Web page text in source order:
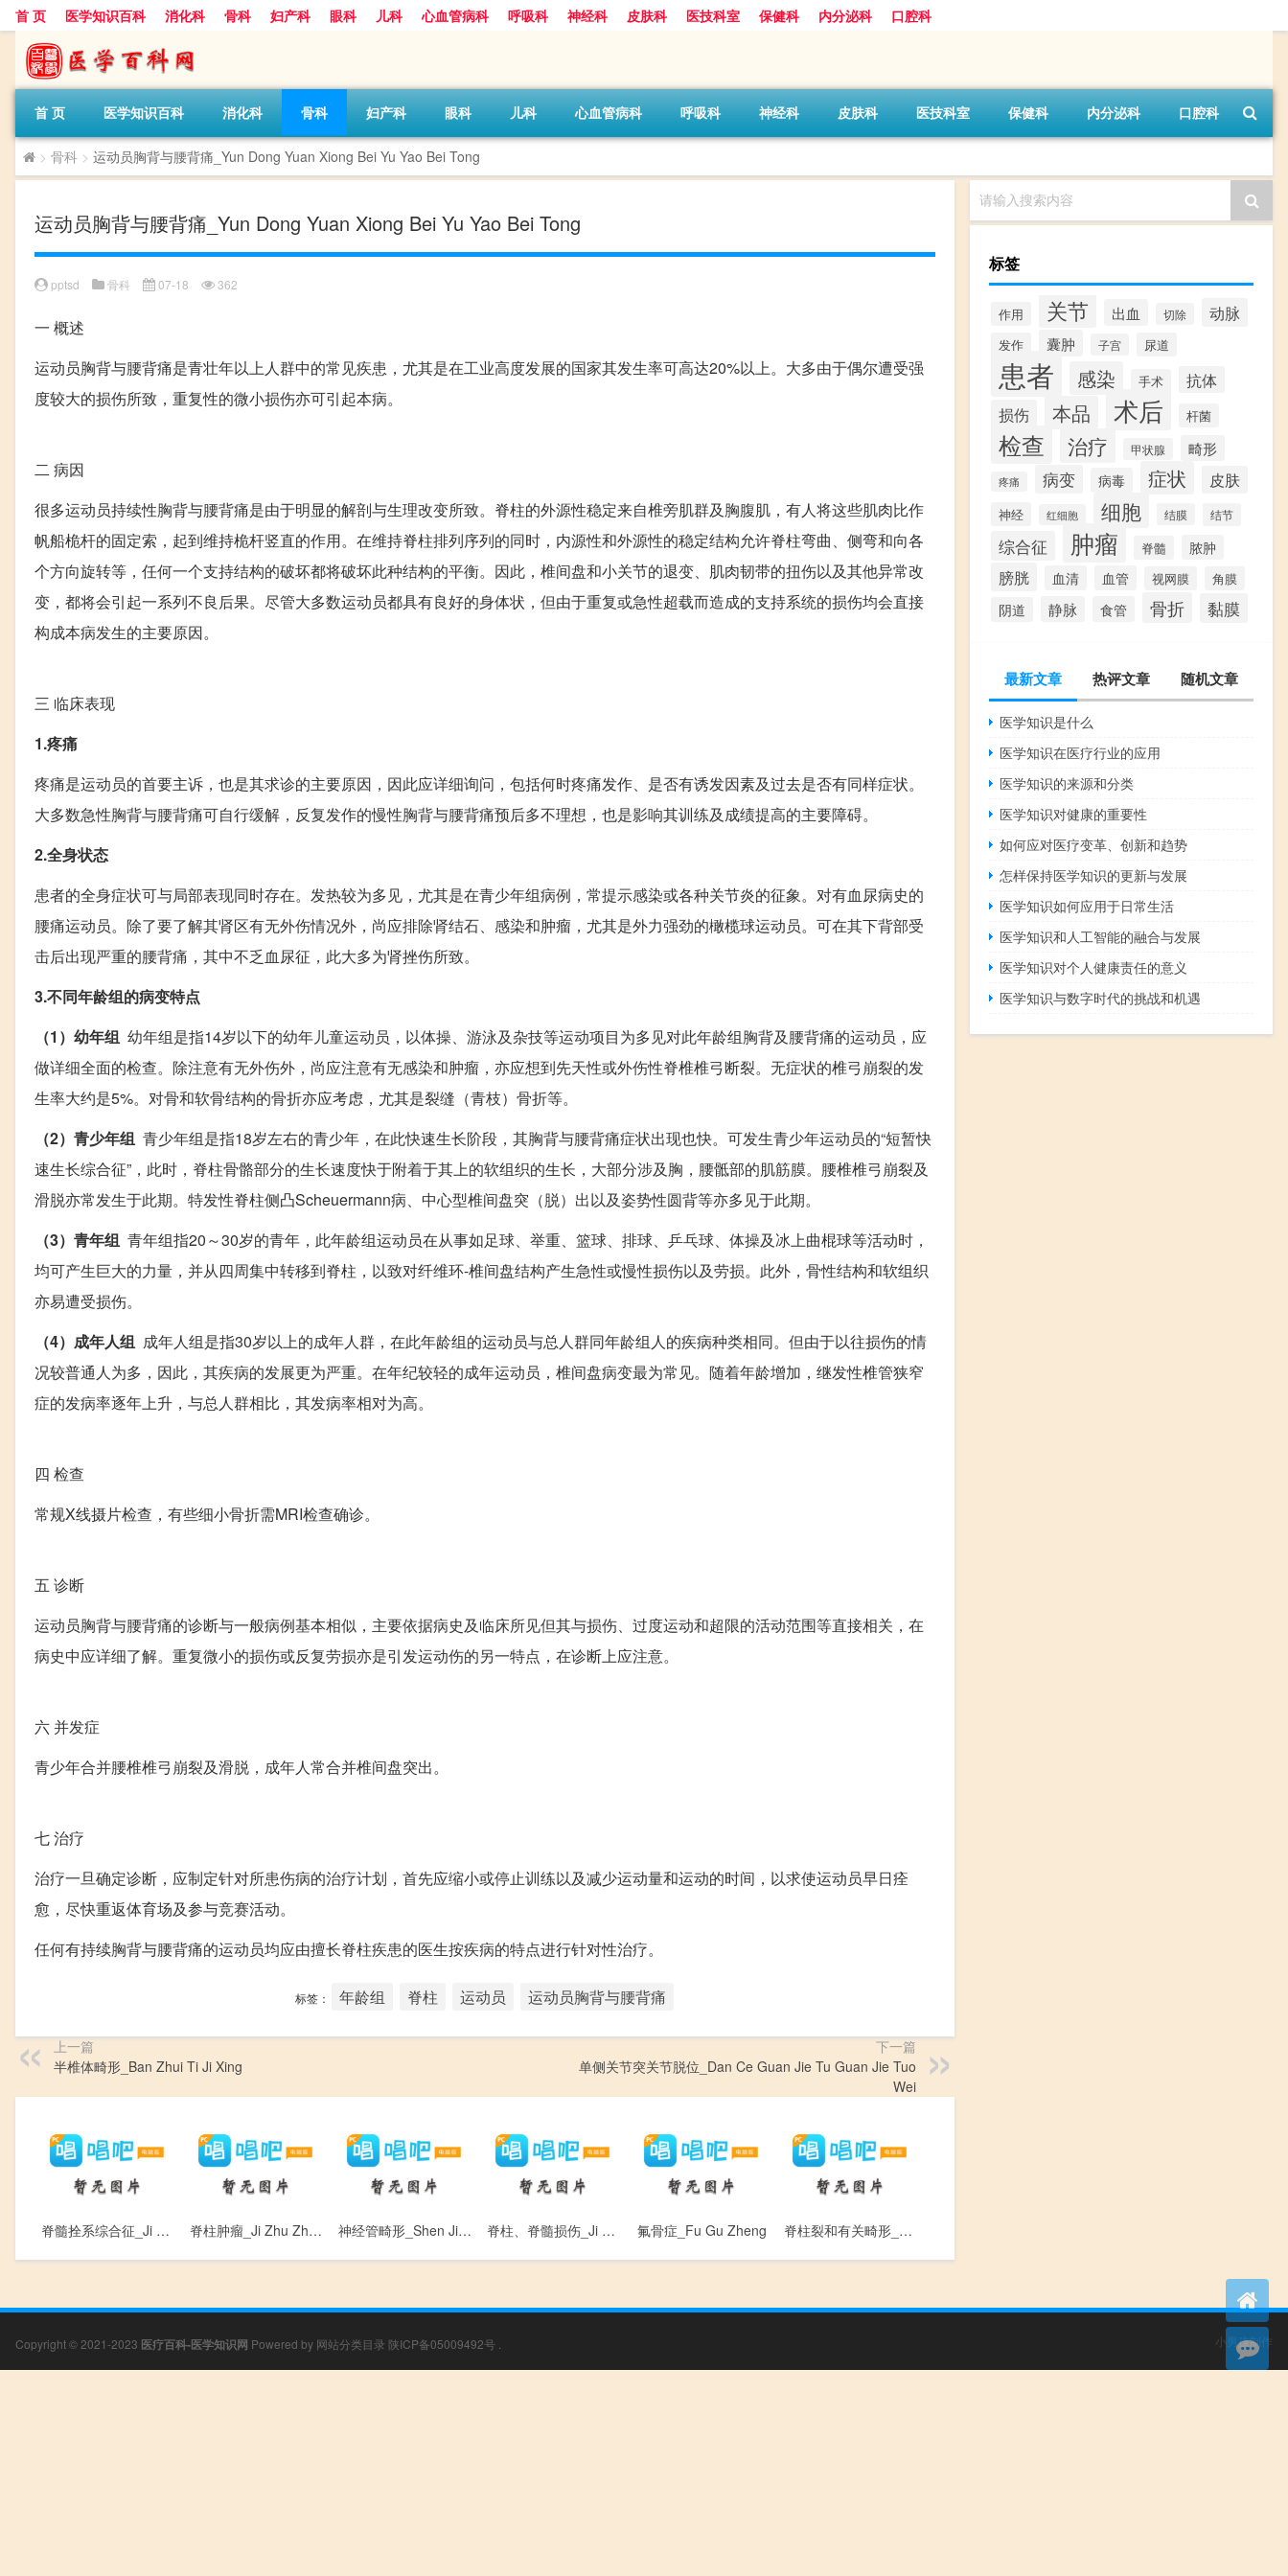
首 页 医学知识百科 消化科 骨科 妇产科 眼科 儿科 心血管病科 呼吸科 神经科 皮肤科 医技科室 保健科 内分泌科 口腔科
首 页 医学知识百科 消化科 骨科 妇产科 眼科 儿科 心血管病科 呼吸科 神经科 皮肤科 医技科室 保健科 内分泌科 口腔科
> 骨科 > 运动员胸背与腰背痛_Yun Dong Yuan Xiong Bei Yu Yao Bei Tong
运动员胸背与腰背痛_Yun Dong Yuan Xiong Bei Yu Yao Bei Tong
pptsd 骨科 07-18 362
一 概述
运动员胸背与腰背痛是青壮年以上人群中的常见疾患，尤其是在工业高度发展的国家其发生率可高达20%以上。大多由于偶尔遭受强
度较大的损伤所致，重复性的微小损伤亦可引起本病。
二 病因
很多运动员持续性胸背与腰背痛是由于明显的解剖与生理改变所致。脊柱的外源性稳定来自椎旁肌群及胸腹肌，有人将这些肌肉比作
帆船桅杆的固定索，起到维持桅杆竖直的作用。在维持脊柱排列序列的同时，内源性和外源性的稳定结构允许脊柱弯曲、侧弯和向各
个方向旋转等，任何一个支持结构的破坏都将破坏此种结构的平衡。因此，椎间盘和小关节的退变、肌肉韧带的扭伤以及其他异常改
变，都将会引起一系列不良后果。尽管大多数运动员都具有良好的身体状，但由于重复或急性超载而造成的支持系统的损伤均会直接
构成本病发生的主要原因。
三 临床表现
1.疼痛
疼痛是运动员的首要主诉，也是其求诊的主要原因，因此应详细询问，包括何时疼痛发作、是否有诱发因素及过去是否有同样症状。
大多数急性胸背与腰背痛可自行缓解，反复发作的慢性胸背与腰背痛预后多不理想，也是影响其训练及成绩提高的主要障碍。
2.全身状态
患者的全身症状可与局部表现同时存在。发热较为多见，尤其是在青少年组病例，常提示感染或各种关节炎的征象。对有血尿病史的
腰痛运动员。除了要了解其肾区有无外伤情况外，尚应排除肾结石、感染和肿瘤，尤其是外力强劲的橄榄球运动员。可在其下背部受
击后出现严重的腰背痛，其中不乏血尿征，此大多为肾挫伤所致。
3.不同年龄组的病变特点
（1）幼年组 幼年组是指14岁以下的幼年儿童运动员，以体操、游泳及杂技等运动项目为多见对此年龄组胸背及腰背痛的运动员，应
做详细全面的检查。除注意有无外伤外，尚应注意有无感染和肿瘤，亦应想到先天性或外伤性脊椎椎弓断裂。无症状的椎弓崩裂的发
生率大约是5%。对骨和软骨结构的骨折亦应考虑，尤其是裂缝（青枝）骨折等。
（2）青少年组 青少年组是指18岁左右的青少年，在此快速生长阶段，其胸背与腰背痛症状出现也快。可发生青少年运动员的“短暂快
速生长综合征”，此时，脊柱骨骼部分的生长速度快于附着于其上的软组织的生长，大部分涉及胸，腰骶部的肌筋膜。腰椎椎弓崩裂及
滑脱亦常发生于此期。特发性脊柱侧凸Scheuermann病、中心型椎间盘突（脱）出以及姿势性圆背等亦多见于此期。
（3）青年组 青年组指20～30岁的青年，此年龄组运动员在从事如足球、举重、篮球、排球、乒乓球、体操及冰上曲棍球等活动时，
均可产生巨大的力量，并从四周集中转移到脊柱，以致对纤维环-椎间盘结构产生急性或慢性损伤以及劳损。此外，骨性结构和软组织
亦易遭受损伤。
（4）成年人组 成年人组是指30岁以上的成年人群，在此年龄组的运动员与总人群同年龄组人的疾病种类相同。但由于以往损伤的情
况较普通人为多，因此，其疾病的发展更为严重。在年纪较轻的成年运动员，椎间盘病变最为常见。随着年龄增加，继发性椎管狭窄
症的发病率逐年上升，与总人群相比，其发病率相对为高。
四 检查
常规X线摄片检查，有些细小骨折需MRI检查确诊。
五 诊断
运动员胸背与腰背痛的诊断与一般病例基本相似，主要依据病史及临床所见但其与损伤、过度运动和超限的活动范围等直接相关，在
病史中应详细了解。重复微小的损伤或反复劳损亦是引发运动伤的另一特点，在诊断上应注意。
六并发症
青少年合并腰椎椎弓崩裂及滑脱，成年人常合并椎间盘突出。
七治疗
治疗一旦确定诊断，应制定针对所患伤病的治疗计划，首先应缩小或停止训练以及减少运动量和运动的时间，以求使运动员早日痊
愈，尽快重返体育场及参与竞赛活动。
任何有持续胸背与腰背痛的运动员均应由擅长脊柱疾患的医生按疾病的特点进行针对性治疗。
标签： 年龄组 脊柱 运动员 运动员胸背与腰背痛
上一篇
半椎体畸形_Ban Zhui Ti Ji Xing
下一篇
单侧关节突关节脱位_Dan Ce Guan Jie Tu Guan Jie Tuo
Wei
脊髓拴系综合征_Ji Sui Shuan Xi Zong He Zheng 脊柱肿瘤_Ji Zhu Zhong Liu 神经管畸形_Shen Jing Guan Ji Xing 脊柱、脊髓损伤_Ji Zhu 、 Ji Sui Sun Shang 氟骨症_Fu Gu Zheng 脊柱裂和有关畸形_Ji Zhu Lie He You Guan Ji Xing
请输入搜索内容
标签
作用 关节 出血 切除 动脉
发作 囊肿 子宫 尿道
患者 感染 手术 抗体
损伤 本品 术后 杆菌
检查 治疗 甲状腺 畸形
疼痛 病变 病毒 症状 皮肤
神经 红细胞 细胞 结膜 结节
综合征 肿瘤 脊髓 脓肿
膀胱 血清 血管 视网膜 角膜
阴道 静脉 食管 骨折 黏膜
最新文章 热评文章 随机文章
医学知识是什么
医学知识在医疗行业的应用
医学知识的来源和分类
医学知识对健康的重要性
如何应对医疗变革、创新和趋势
怎样保持医学知识的更新与发展
医学知识如何应用于日常生活
医学知识和人工智能的融合与发展
医学知识对个人健康责任的意义
医学知识与数字时代的挑战和机遇
Copyright © 2021-2023 医疗百科-医学知识网 Powered by 网站分类目录 陕ICP备05009492号 小男孩制作